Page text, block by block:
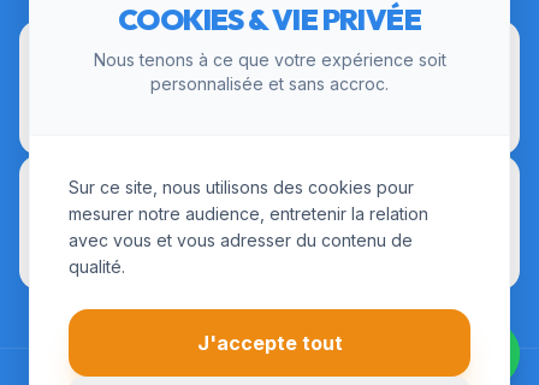
COOKIES & VIE PRIVÉE
Nous tenons à ce que votre expérience soit
personnalisée et sans accroc.
Sur ce site, nous utilisons des cookies pour
mesurer notre audience, entretenir la relation
avec vous et vous adresser du contenu de
qualité.
J'accepte tout